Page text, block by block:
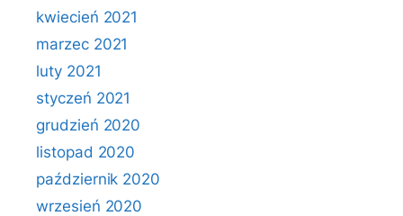
kwiecień 2021
marzec 2021
luty 2021
styczeń 2021
grudzień 2020
listopad 2020
październik 2020
wrzesień 2020